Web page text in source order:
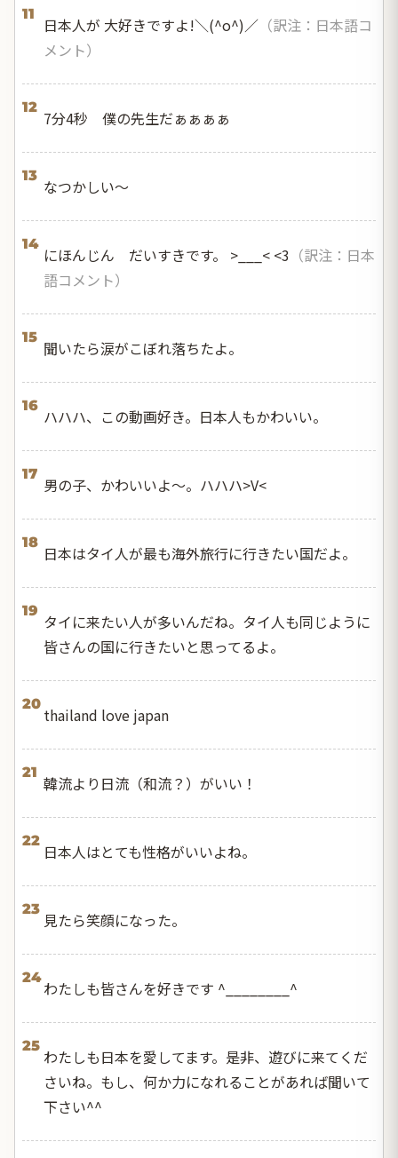
11
日本人が 大好きですよ!＼(^o^)／ （訳注：日本語コ
メント）
12
7分4秒 僕の先生だぁぁぁぁ
13
なつかしい～
14
にほんじん だいすきです。 >___< <3 （訳注：日本
語コメント）
15
聞いたら涙がこぼれ落ちたよ。
16
ハハハ、この動画好き。日本人もかわいい。
17
男の子、かわいいよ～。ハハハ>V<
18
日本はタイ人が最も海外旅行に行きたい国だよ。
19
タイに来たい人が多いんだね。タイ人も同じように
皆さんの国に行きたいと思ってるよ。
20
thailand love japan
21
韓流より日流（和流？）がいい！
22
日本人はとても性格がいいよね。
23
見たら笑顔になった。
24
わたしも皆さんを好きです ^________^
25
わたしも日本を愛してます。是非、遊びに来てくだ
さいね。もし、何か力になれることがあれば聞いて
下さい^^